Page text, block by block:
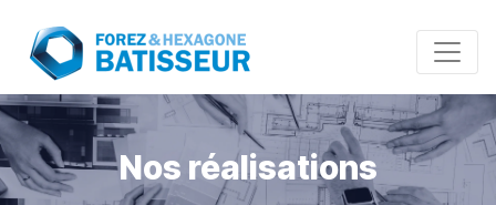
Nos réalisations